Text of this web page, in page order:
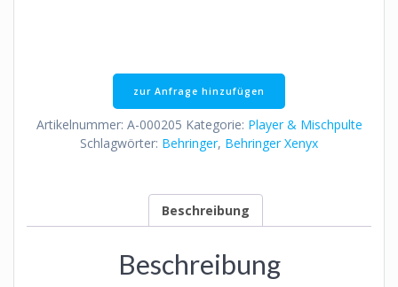
zur Anfrage hinzufügen
Artikelnummer: A-000205 Kategorie: Player & Mischpulte
Schlagwörter: Behringer, Behringer Xenyx
Beschreibung
Beschreibung